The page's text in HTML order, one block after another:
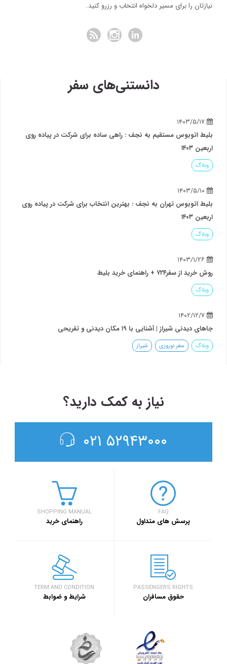
نیازتان را برای مسیر دلخواه انتخاب و رزرو کنید.
دانستنی‌های سفر
بلیط اتوبوس مستقیم به نجف : راهی ساده برای شرکت در پیاده روی
اربعین ۱۴۰۳
وبلاگ
بلیط اتوبوس تهران به نجف : بهترین انتخاب برای شرکت در پیاده روی
اربعین ۱۴۰۳
وبلاگ
روش خرید از سفر۷۲۴ + راهنمای خرید بلیط
وبلاگ
جاهای دیدنی شیراز | آشنایی با ۱۹ مکان دیدنی و تفریحی
وبلاگ سفر نوروزی شیراز
نیاز به کمک دارید؟
۵۲۹۴۳۰۰۰ ۰۲۱
SHOPPING MANUAL
راهنمای خرید
FAQ
پرسش های متداول
TERM AND CONDITION
شرایط و ضوابط
PASSENGERS RIGHTS
حقوق مسافران